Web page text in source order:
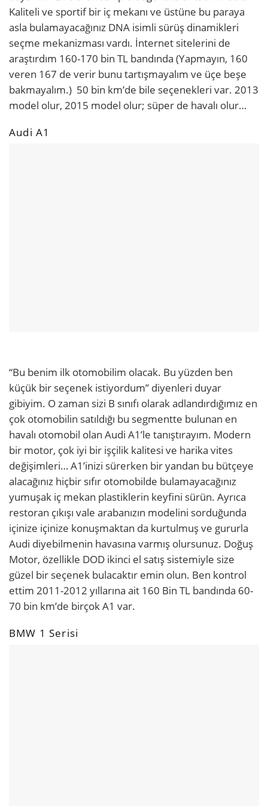
Kaliteli ve sportif bir iç mekanı ve üstüne bu paraya
asla bulamayacağınız DNA isimli sürüş dinamikleri
seçme mekanizması vardı. İnternet sitelerini de
araştırdım 160-170 bin TL bandında (Yapmayın, 160
veren 167 de verir bunu tartışmayalım ve üçe beşe
bakmayalım.) 50 bin km’de bile seçenekleri var. 2013
model olur, 2015 model olur; süper de havalı olur…
Audi A1
“Bu benim ilk otomobilim olacak. Bu yüzden ben
küçük bir seçenek istiyordum’’ diyenleri duyar
gibiyim. O zaman sizi B sınıfı olarak adlandırdığımız en
çok otomobilin satıldığı bu segmentte bulunan en
havalı otomobil olan Audi A1’le tanıştırayım. Modern
bir motor, çok iyi bir işçilik kalitesi ve harika vites
değişimleri… A1’inizi sürerken bir yandan bu bütçeye
alacağınız hiçbir sıfır otomobilde bulamayacağınız
yumuşak iç mekan plastiklerin keyfini sürün. Ayrıca
restoran çıkışı vale arabanızın modelini sorduğunda
içinize içinize konuşmaktan da kurtulmuş ve gururla
Audi diyebilmenin havasına varmış olursunuz. Doğuş
Motor, özellikle DOD ikinci el satış sistemiyle size
güzel bir seçenek bulacaktır emin olun. Ben kontrol
ettim 2011-2012 yıllarına ait 160 Bin TL bandında 60-
70 bin km’de birçok A1 var.
BMW 1 Serisi